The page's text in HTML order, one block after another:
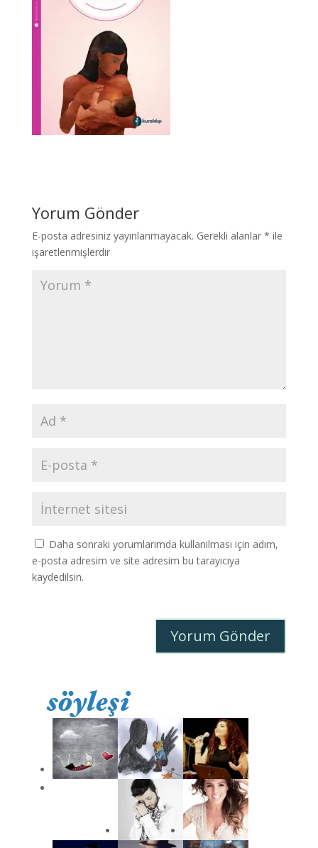
Yorum Gönder
E-posta adresiniz yayınlanmayacak. Gerekli alanlar * ile
işaretlenmişlerdir
Daha sonraki yorumlarımda kullanılması için adım,
e-posta adresim ve site adresim bu tarayıcıya
kaydedilsin.